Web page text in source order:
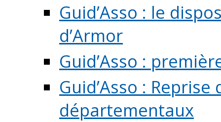
Guid’Asso : le
d’Armor
Guid’Asso :
Guid’Asso :
départementaux